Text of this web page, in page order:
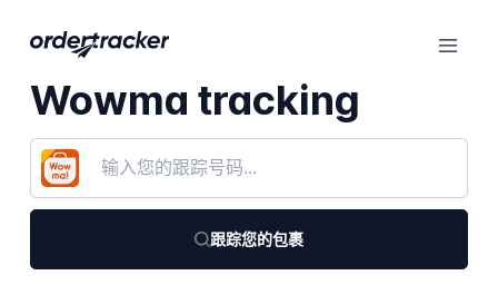
Wowma tracking
跟踪您的包裹